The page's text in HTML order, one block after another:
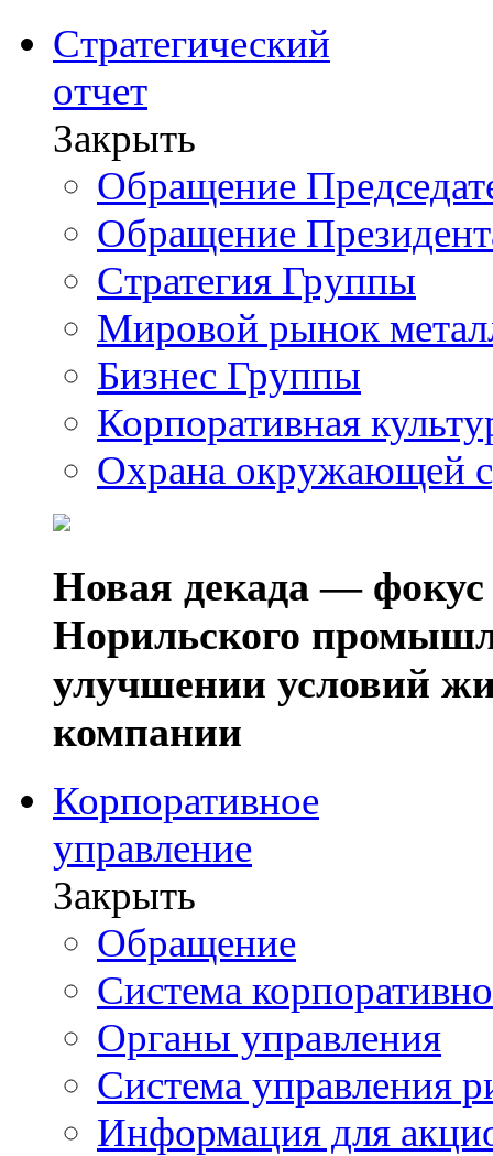
Стратегический
отчет
Закрыть
Обращение
Обращение
Стратегия Группы
Мировой рынок
Бизнес Группы
Корпоративная
Охрана окружающей
Новая декада — фокус
Норильского
улучшении условий
компании
Корпоративное
управление
Закрыть
Обращение
Система
Органы управления
Система управления
Информация для